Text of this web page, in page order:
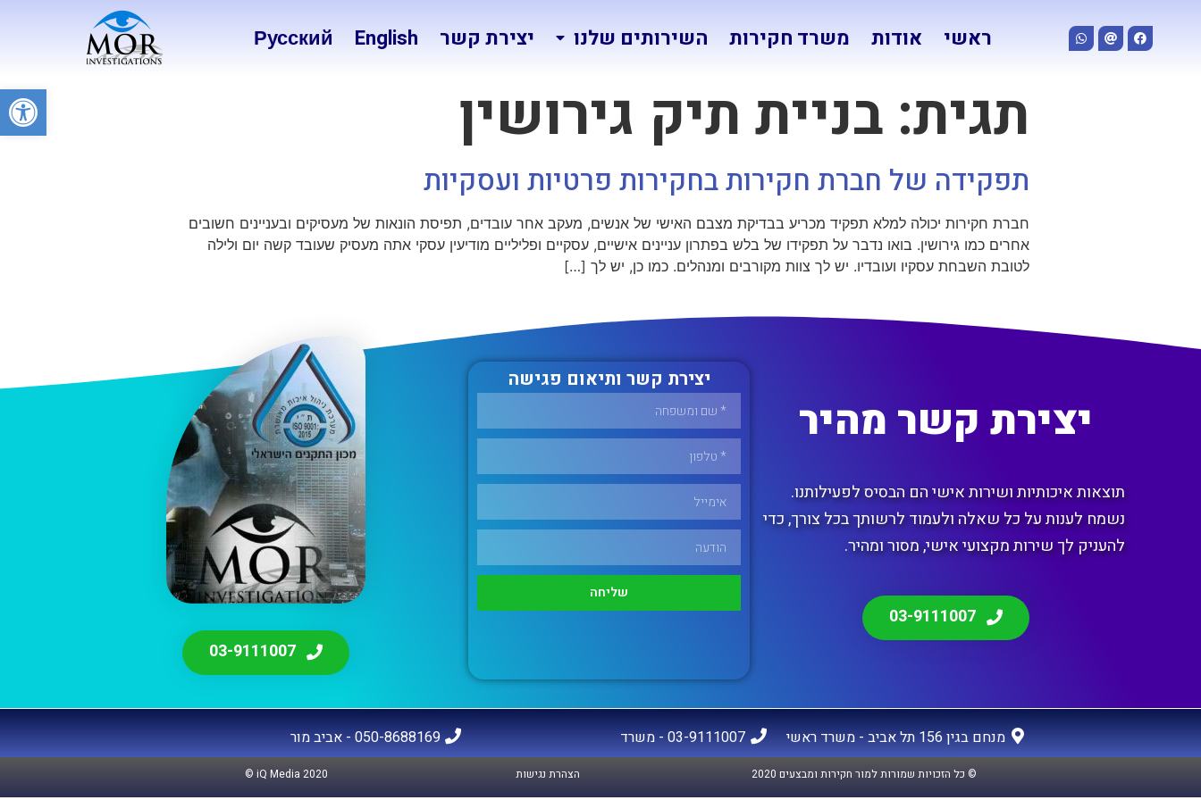
ראשי אודות משרד חקירות השירותים שלנו יצירת קשר English
Русский
תגית: בניית תיק גירושין
תפקידה של חברת חקירות בחקירות פרטיות ועסקיות
חברת חקירות יכולה למלא תפקיד מכריע בבדיקת מצבם האישי של אנשים, מעקב אחר עובדים, תפיסת הונאות של מעסיקים ובעניינים חשובים
אחרים כמו גירושין. בואו נדבר על תפקידו של בלש בפתרון עניינים אישיים, עסקיים ופליליים מודיעין עסקי אתה מעסיק שעובד קשה יום ולילה
לטובת השבחת עסקיו ועובדיו. יש לך צוות מקורבים ומנהלים. כמו כן, יש לך […]
יצירת קשר מהיר
תוצאות איכותיות ושירות אישי הם הבסיס לפעילותנו.
נשמח לענות על כל שאלה ולעמוד לרשותך בכל צורך, כדי
להעניק לך שירות מקצועי אישי, מסור ומהיר.
03-9111007
יצירת קשר ותיאום פגישה
שליחה
03-9111007
מנחם בגין 156 תל אביב - משרד ראשי 03-9111007 - משרד 050-8688169 - אביב מור
© כל הזכויות שמורות למור חקירות ומבצעים 2020 הצהרת נגישות © iQ Media 2020